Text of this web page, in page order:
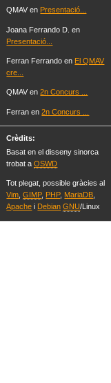
QMAV en Presentació...
Joana Ferrando D. en
Presentació...
Ferran Ferrando en El QMAV
cre...
QMAV en2n Concurs ...
Ferran en2n Concurs ...
Crèdits:
Basat en el disseny sinorca
trobat aOSWD
Tot plegat, possible gràcies al
Vim ,GIMP, PHP, MariaDB
Apache i Debian GNU/Linux